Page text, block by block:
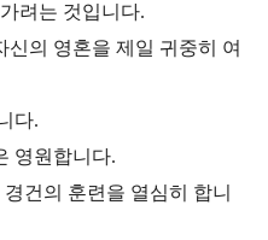
려는 것입니다.
신의 영혼을 제일 귀중히 여
다.
영원합니다.
건의 훈련을 열심히 합니